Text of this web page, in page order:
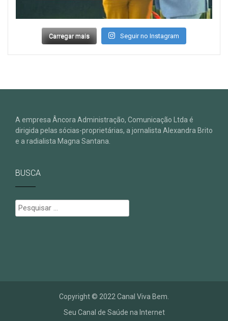
Carregar mais Seguir no Instagram
A empresa Âncora Administração, Comunicação Ltda é
dirigida pelas sócias-proprietárias, a jornalista Alexandra Brito
e a radialista Magna Santana.
BUSCA
Pesquisar
por:
Copyright © 2022 Canal Viva Bem.
Seu Canal de Saúde na Internet